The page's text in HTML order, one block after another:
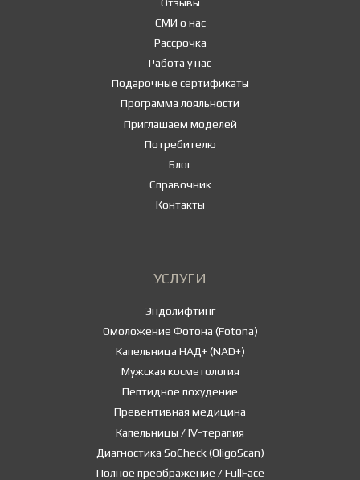
СМИ о нас
Рассрочка
Работа у нас
Подарочные сертификаты
Программа лояльности
Приглашаем моделей
Потребителю
Блог
Справочник
Контакты
УСЛУГИ
Эндолифтинг
Омоложение Фотона (Fotona)
Капельница НАД+ (NAD+)
Мужская косметология
Пептидное похудение
Превентивная медицина
Капельницы / IV-терапия
Диагностика SoCheck (OligoScan)
Полное преображение / FullFace